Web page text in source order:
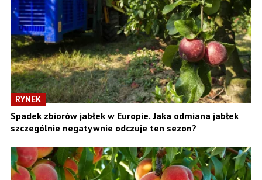
RYNEK
Spadek zbiorów jabłek w Europie. Jaka odmiana jabłek
szczególnie negatywnie odczuje ten sezon?